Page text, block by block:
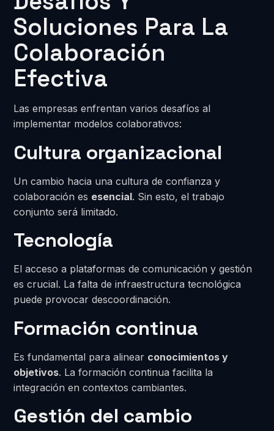
Soluciones Para La
Colaboración
Efectiva
Las empresas enfrentan varios desafíos al
implementar modelos colaborativos:
Cultura organizacional
Un cambio hacia una cultura de confianza y
colaboración es esencial. Sin esto, el trabajo
conjunto será limitado.
Tecnología
El acceso a plataformas de comunicación y gestión
es crucial. La falta de infraestructura tecnológica
puede provocar descoordinación.
Formación continua
Es fundamental para alinear conocimientos y
objetivos. La formación continua facilita la
integración en contextos cambiantes.
Gestión del cambio